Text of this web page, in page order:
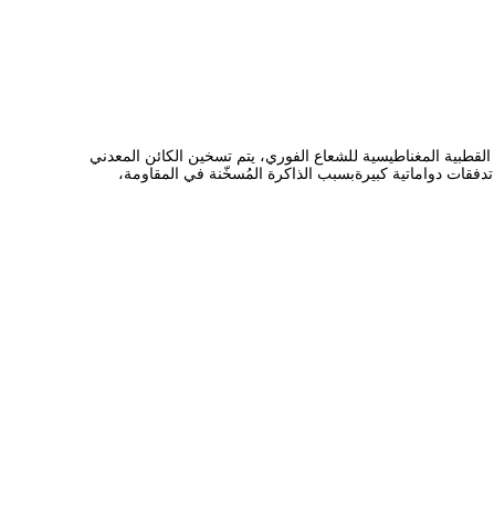
المغناطيسية للشعاع الفوري، يتم تسخين الكائن المعدني
دواماتية كبيرةبسبب الذاكرة المُسخّنة في المقاومة،